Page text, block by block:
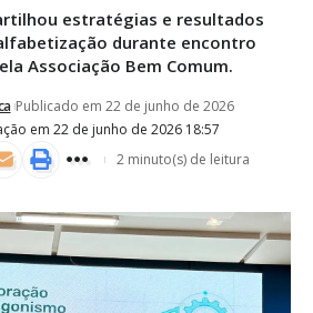
estratégias e resultados
durante encontro
Associação Bem Comum.
em 22 de junho de 2026 18:57
Publicado em 22 de junho de 2026
2 minuto(s) de leitura